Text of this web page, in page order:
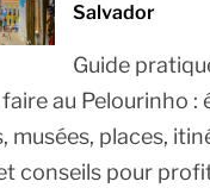
Salvador
Guide
au Pelourinho :
musées, places,
conseils pour